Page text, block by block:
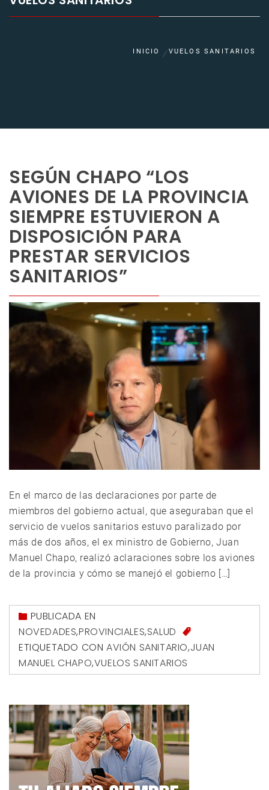
INICIO VUELOS SANITARIOS
SEGÚN CHAPO “LOS
AVIONES DE LA PROVINCIA
SIEMPRE ESTUVIERON A
DISPOSICIÓN PARA
PRESTAR SERVICIOS
SANITARIOS”
En el marco de las declaraciones por parte de
miembros del gobierno actual, que aseguraban que el
servicio de vuelos sanitarios estuvo paralizado por
más de dos años, el ex ministro de Gobierno, Juan
Manuel Chapo, realizó aclaraciones sobre los aviones
de la provincia y cómo se manejó el gobierno […]
PUBLICADA EN
NOVEDADES,PROVINCIALES,SALUD
ETIQUETADO CON AVIÓN SANITARIO,JUAN
MANUEL CHAPO,VUELOS SANITARIOS